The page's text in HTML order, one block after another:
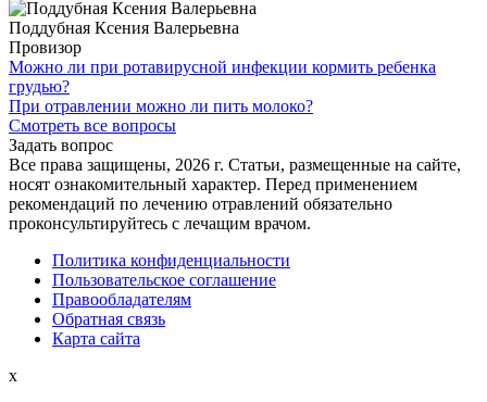
Поддубная Ксения Валерьевна
Провизор
Можно ли при ротавирусной инфекции кормить ребенка
грудью?
При отравлении можно ли пить молоко?
Смотреть все вопросы
Задать вопрос
Все права защищены, 2026 г. Статьи, размещенные на сайте,
носят ознакомительный характер. Перед применением
рекомендаций по лечению отравлений обязательно
проконсультируйтесь с лечащим врачом.
Политика конфиденциальности
Пользовательское соглашение
Правообладателям
Обратная связь
Карта сайта
x